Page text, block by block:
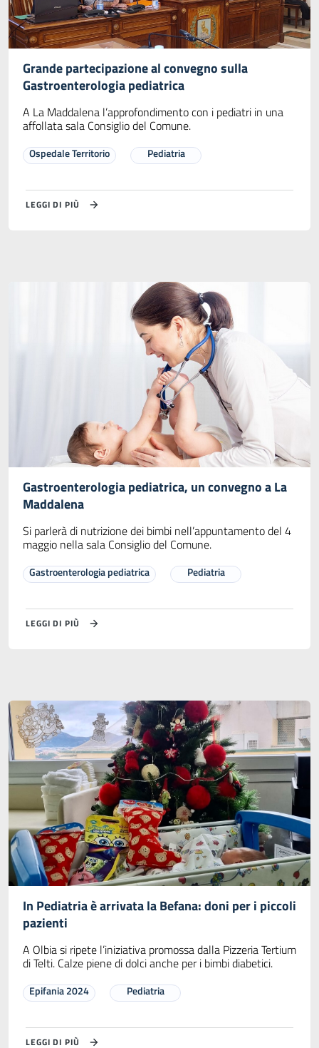
Grande partecipazione al convegno sulla
Gastroenterologia pediatrica
A La Maddalena l’approfondimento con i pediatri in una
affollata sala Consiglio del Comune.
Ospedale Territorio Pediatria
LEGGI DI PIÙ
Gastroenterologia pediatrica, un convegno a La
Maddalena
Si parlerà di nutrizione dei bimbi nell’appuntamento del 4
maggio nella sala Consiglio del Comune.
Gastroenterologia pediatrica Pediatria
LEGGI DI PIÙ
In Pediatria è arrivata la Befana: doni per i piccoli
pazienti
A Olbia si ripete l’iniziativa promossa dalla Pizzeria Tertium
di Telti. Calze piene di dolci anche per i bimbi diabetici.
Epifania 2024 Pediatria
LEGGI DI PIÙ